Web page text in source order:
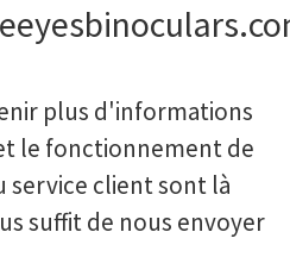
plus d'informations
le fonctionnement de
service client sont là
suffit de nous envoyer